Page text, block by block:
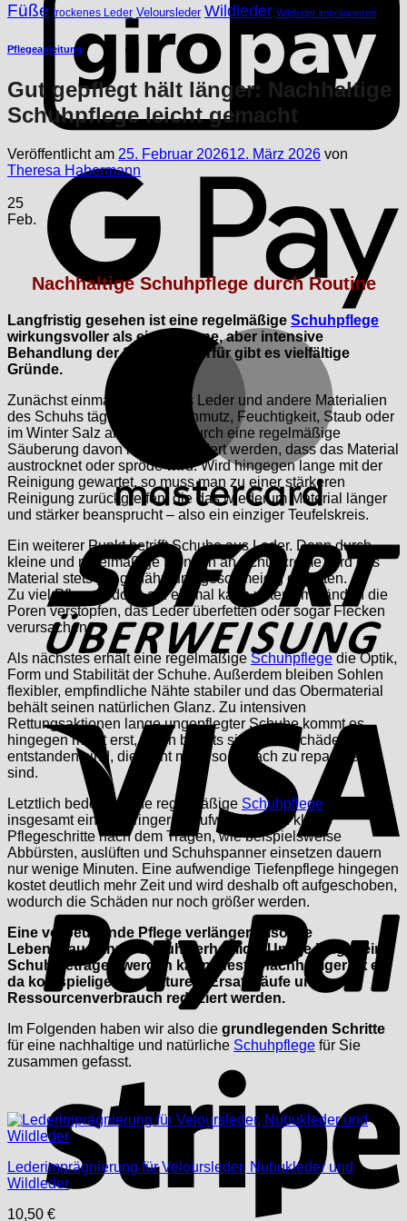
Füße trockenes Leder Veloursleder Wildleder Wildleder imprägnieren
Pflegeanleitung
Gut gepflegt hält länger: Nachhaltige
Schuhpflege leicht gemacht
Veröffentlicht am 25. Februar 202612. März 2026 von
Theresa Habermann
25
Feb.
Nachhaltige Schuhpflege durch Routine
Langfristig gesehen ist eine regelmäßige Schuhpflege
wirkungsvoller als eine seltene, aber intensive
Behandlung der Schuhe. Hierfür gibt es vielfältige
Gründe.
Zunächst einmal werden das Leder und andere Materialien
des Schuhs täglich durch Schmutz, Feuchtigkeit, Staub oder
im Winter Salz angegriffen. Durch eine regelmäßige
Säuberung davon kann verhindert werden, dass das Material
austrocknet oder spröde wird. Wird hingegen lange mit der
Reinigung gewartet, so muss man zu einer stärkeren
Reinigung zurückgreifen, die das wiederum Material länger
und stärker beansprucht – also ein einziger Teufelskreis.
Ein weiterer Punkt betrifft Schuhe aus Leder. Denn durch
kleine und regelmäßige Mengen an Schuhcreme wird das
Material stets gut genährt und geschmeidig gehalten.
Zu viel Pflege jedoch auf einmal kann unter Umständen die
Poren verstopfen, das Leder überfetten oder sogar Flecken
verursachen.
Als nächstes erhält eine regelmäßige Schuhpflegedie Optik,
Form und Stabilität der Schuhe. Außerdem bleiben Sohlen
flexibler, empfindliche Nähte stabiler und das Obermaterial
behält seinen natürlichen Glanz. Zu intensiven
Rettungsaktionen lange ungepflegter Schuhe kommt es
hingegen meist erst, wenn bereits sichtbare Schäden
entstanden sind, die nicht mehr so einfach zu reparieren
sind.
Letztlich bedeutet eine regelmäßige Schuhpflege
insgesamt einen geringeren Aufwand. Denn kleine
Pflegeschritte nach dem Tragen, wie beispielsweise
Abbürsten, auslüften und Schuhspanner einsetzen dauern
nur wenige Minuten. Eine aufwendige Tiefenpflege hingegen
kostet deutlich mehr Zeit und wird deshalb oft aufgeschoben,
wodurch die Schäden nur noch größer werden.
Eine vorbeugende Pflege verlängert also die
Lebensdauer Ihrer Schuhe erheblich. Und je länger ein
Schuh getragen werden kann, desto nachhaltiger ist er,
da kostspielige Reparaturen, Ersatzkäufe und
Ressourcenverbrauch reduziert werden.
Im Folgenden haben wir also die grundlegenden Schritte
für eine nachhaltige und natürliche Schuhpflege für Sie
zusammen gefasst.
Lederimprägnierung für Veloursleder, Nubukleder und
Wildleder
10,50 €